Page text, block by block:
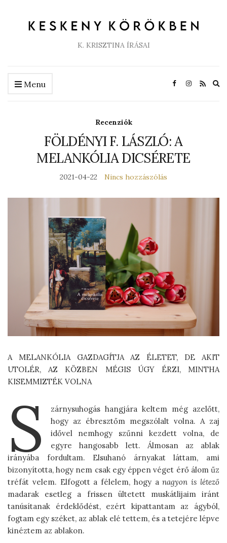
K. KRISZTINA ÍRÁSAI
Menu
Recenziók
FÖLDÉNYI F. LÁSZLÓ: A
MELANKÓLIA DICSÉRETE
2021-04-22 Nincs hozzászólás
A MELANKÓLIA GAZDAGÍTJA AZ ÉLETET, DE AKIT
UTOLÉR, AZ KÖZBEN MÉGIS ÚGY ÉRZI, MINTHA
KISEMMIZTÉK VOLNA
S
zárnysuhogás hangjára keltem még azelőtt,
hogy az ébresztőm megszólalt volna. A zaj
idővel nemhogy szűnni kezdett volna, de
egyre hangosabb lett. Álmosan az ablak
irányába fordultam. Elsuhanó árnyakat láttam, ami
bizonyította, hogy nem csak egy éppen véget érő álom űz
tréfát velem. Elfogott a félelem, hogy anagyon is létező
madarak esetleg a frissen ültetett muskátlijaim iránt
tanúsítanak érdeklődést, ezért kipattantam az ágyból,
fogtam egy széket, az ablak elé tettem, és a tetejére lépve
kinéztem az ablakon.